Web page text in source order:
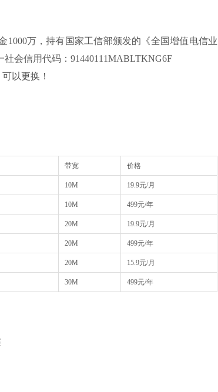
1000万，持有国家工信部颁发的《全国增值电信业
会信用代码：91440111MABLTKNG6F
以更换！
带宽 价格
10M 19.9元/月
10M 499元/年
20M 19.9元/月
20M 499元/年
20M 15.9元/月
30M 499元/年